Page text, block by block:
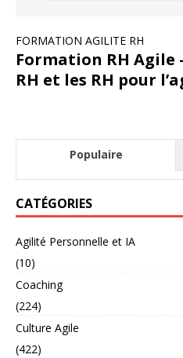
FORMATION AGILITE RH
Formation RH Agile
RH et les RH pour
Populaire
CATÉGORIES
Agilité Personnelle et IA
(10)
Coaching
(224)
Culture Agile
(422)